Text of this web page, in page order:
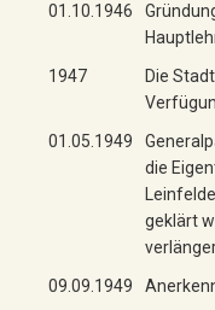
01.10.1946
1947
Die
01.05.1949
die
geklärt
09.09.1949